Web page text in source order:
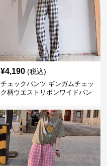
¥4,190 (税込)
チェックパンツ ギンガムチェッ
ク柄ウエストリボンワイドパン